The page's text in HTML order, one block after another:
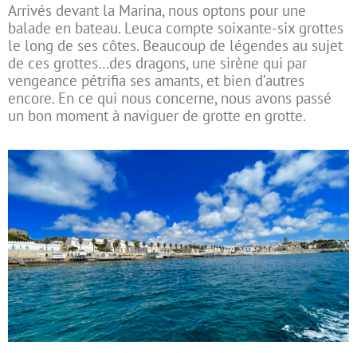
Arrivés devant la Marina, nous optons pour une
balade en bateau. Leuca compte soixante-six grottes
le long de ses côtes. Beaucoup de légendes au sujet
de ces grottes…des dragons, une sirène qui par
vengeance pétrifia ses amants, et bien d’autres
encore. En ce qui nous concerne, nous avons passé
un bon moment à naviguer de grotte en grotte.